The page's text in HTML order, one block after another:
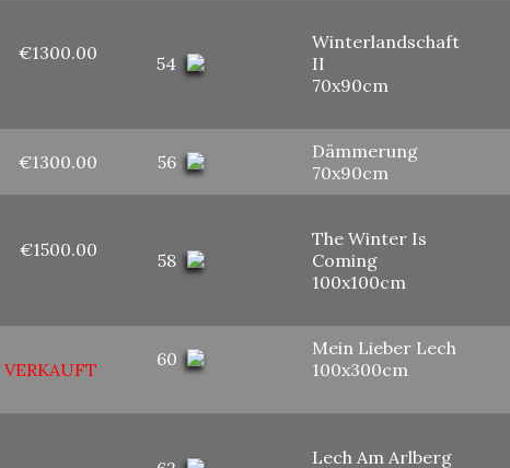
€1300.00 54
Winterlandschaft
II
70x90cm
€1300.00 56
Dämmerung
70x90cm
€1500.00 58
The Winter Is
Coming
100x100cm
VERKAUFT 60
Mein Lieber Lech
100x300cm
Lech Am Arlberg